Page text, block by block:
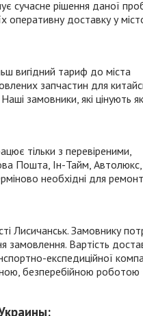
сучасне рішення даної
оперативну доставку у
вигідний тариф до міста
запчастин для
замовники, які цінують
тільки з перевіреними,
Пошта, Ін-Тайм, Автолюкс,
необхідні для
Лисичанськ. Замовнику
замовлення. Вартість
експедиційної
безперебійною роботою